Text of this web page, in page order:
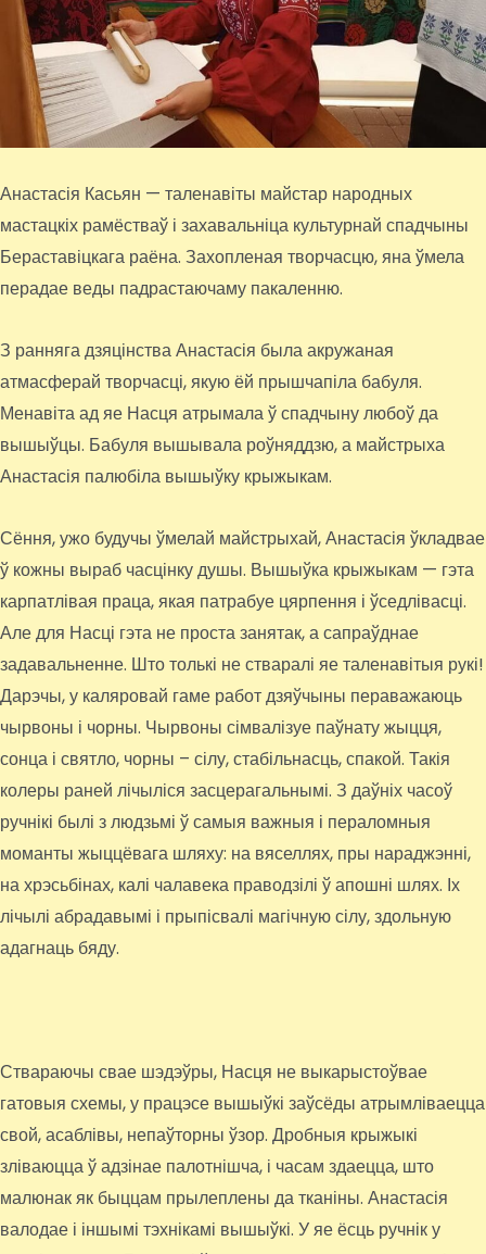
Анастасія Касьян — таленавіты майстар народных
мастацкіх рамёстваў і захавальніца культурнай спадчыны
Бераставіцкага раёна. Захопленая творчасцю, яна ўмела
перадае веды падрастаючаму пакаленню.
З ранняга дзяцінства Анастасія была акружаная
атмасферай творчасці, якую ёй прышчапіла бабуля.
Менавіта ад яе Насця атрымала ў спадчыну любоў да
вышыўцы. Бабуля вышывала роўняддзю, а майстрыха
Анастасія палюбіла вышыўку крыжыкам.
Сёння, ужо будучы ўмелай майстрыхай, Анастасія ўкладвае
ў кожны выраб часцінку душы. Вышыўка крыжыкам — гэта
карпатлівая праца, якая патрабуе цярпення і ўседлівасці.
Але для Насці гэта не проста занятак, а сапраўднае
задавальненне. Што толькі не стваралі яе таленавітыя рукі!
Дарэчы, у каляровай гаме работ дзяўчыны пераважаюць
чырвоны і чорны. Чырвоны сімвалізуе паўнату жыцця,
сонца і святло, чорны – сілу, стабільнасць, спакой. Такія
колеры раней лічыліся засцерагальнымі. З даўніх часоў
ручнікі былі з людзьмі ў самыя важныя і пераломныя
моманты жыццёвага шляху: на вяселлях, пры нараджэнні,
на хрэсьбінах, калі чалавека праводзілі ў апошні шлях. Іх
лічылі абрадавымі і прыпісвалі магічную сілу, здольную
адагнаць бяду.
Ствараючы свае шэдэўры, Насця не выкарыстоўвае
гатовыя схемы, у працэсе вышыўкі заўсёды атрымліваецца
свой, асаблівы, непаўторны ўзор. Дробныя крыжыкі
зліваюцца ў адзінае палотнішча, і часам здаецца, што
малюнак як быццам прылеплены да тканіны. Анастасія
валодае і іншымі тэхнікамі вышыўкі. У яе ёсць ручнік у